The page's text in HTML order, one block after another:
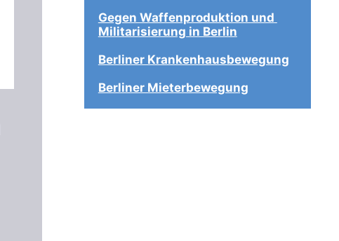
Gegen Waffenproduktion und
Militarisierung in Berlin
Berliner Krankenhausbewegung
Berliner Mieterbewegung